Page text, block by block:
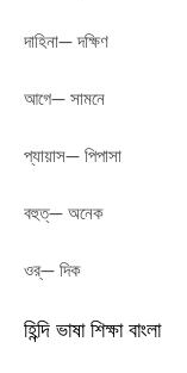
দাহিনা— দক্ষিণ
আগে— সামনে
প্যায়াস— পিপাসা
বহুত্— অনেক
ওর্— দিক
হিন্দি ভাষা শিক্ষা বাংলা